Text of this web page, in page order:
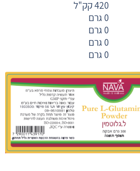
420 קק"ל
0 גרם
0 גרם
0 גרם
0 גרם